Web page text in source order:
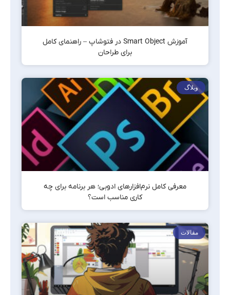
آموزش Smart Object در فتوشاپ – راهنمای کامل
برای طراحان
وبلاگ
معرفی کامل نرم‌افزارهای ادوبی؛ هر برنامه برای چه
کاری مناسب است؟
مقالات